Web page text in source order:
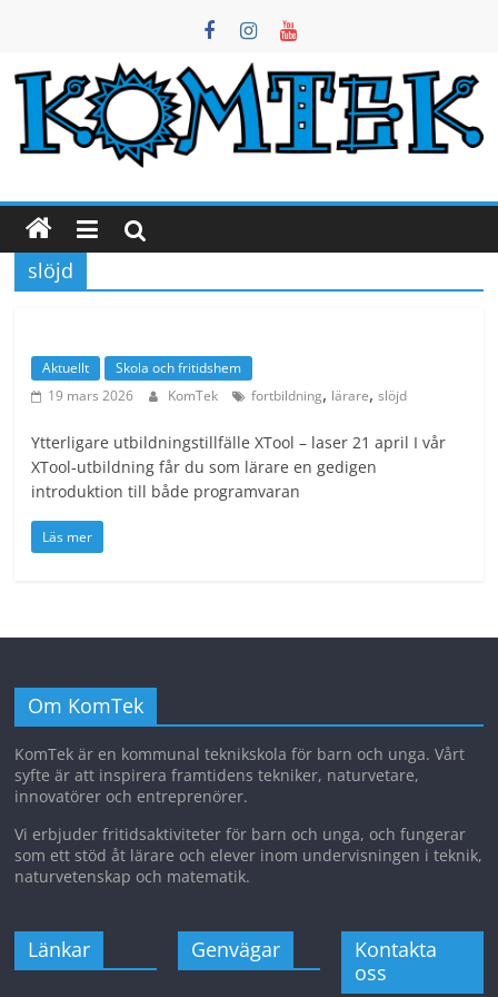
innehåll
KomTek
Örnsköldsvik
Teknikinspiration
för
unga
slöjd
Aktuellt
Skola och fritidshem
19 mars 2026
KomTek fortbildning, lärare,slöjd
Ytterligare utbildningstillfälle XTool – laser 21 april I vår
XTool‑utbildning får du som lärare en gedigen
introduktion till både programvaran
Läs mer
Om KomTek
KomTek är en kommunal teknikskola för barn och unga. Vårt
syfte är att inspirera framtidens tekniker, naturvetare,
innovatörer och entreprenörer.
Vi erbjuder fritidsaktiviteter för barn och unga, och fungerar
som ett stöd åt lärare och elever inom undervisningen i teknik,
naturvetenskap och matematik.
Länkar Genvägar
Kontakta
oss